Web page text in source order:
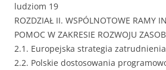
ludziom 19
ROZDZIAŁ II. WSPÓLNOTOWE RAMY
POMOC W ZAKRESIE ROZWOJU
2.1. Europejska strategia
2.2. Polskie dostosowania